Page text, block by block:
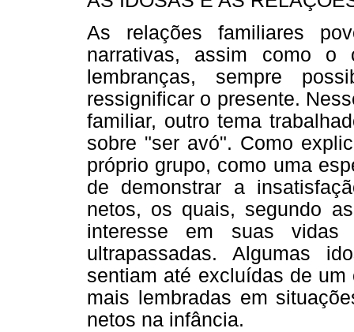
As relações familiares
narrativas, assim como o
lembranças, sempre
ressignificar o presente.
familiar, outro tema
sobre "ser avó". Como
próprio grupo, como uma
de demonstrar a
netos, os quais, segundo
interesse em suas vidas
ultrapassadas. Algumas
sentiam até excluídas de
mais lembradas em
netos na infância.